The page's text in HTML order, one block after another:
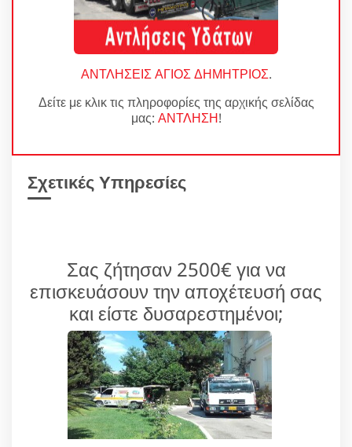
ΑΝΤΛΗΣΕΙΣ ΑΓΙΟΣ ΔΗΜΗΤΡΙΟΣ.
Δείτε με κλικ τις πληροφορίες της αρχικής σελίδας
μας: ΑΝΤΛΗΣΗ!
Σχετικές Υπηρεσίες
Σας ζήτησαν 2500€ για να
επισκευάσουν την αποχέτευσή σας
και είστε δυσαρεστημένοι;